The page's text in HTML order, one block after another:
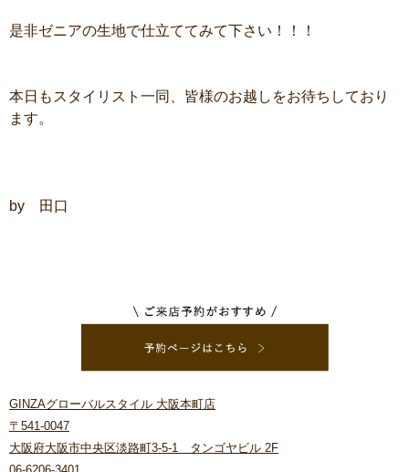
是非ゼニアの生地で仕立ててみて下さい！！！
本日もスタイリスト一同、皆様のお越しをお待ちしており
ます。
by 田口
GINZAグローバルスタイル 大阪本町店
〒541-0047
大阪府大阪市中央区淡路町3-5-1 タンゴヤビル 2F